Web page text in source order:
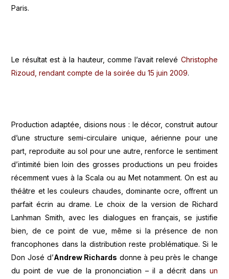
Paris.
Le résultat est à la hauteur, comme l’avait relevé Christophe
Rizoud, rendant compte de la soirée du 15 juin 2009.
Production adaptée, disions nous : le décor, construit autour
d’une structure semi-circulaire unique, aérienne pour une
part, reproduite au sol pour une autre, renforce le sentiment
d’intimité bien loin des grosses productions un peu froides
récemment vues à la Scala ou au Met notamment. On est au
théâtre et les couleurs chaudes, dominante ocre, offrent un
parfait écrin au drame. Le choix de la version de Richard
Lanhman Smith, avec les dialogues en français, se justifie
bien, de ce point de vue, même si la présence de non
francophones dans la distribution reste problématique. Si le
Don José d’Andrew Richards donne à peu près le change
du point de vue de la prononciation – il a décrit dans un